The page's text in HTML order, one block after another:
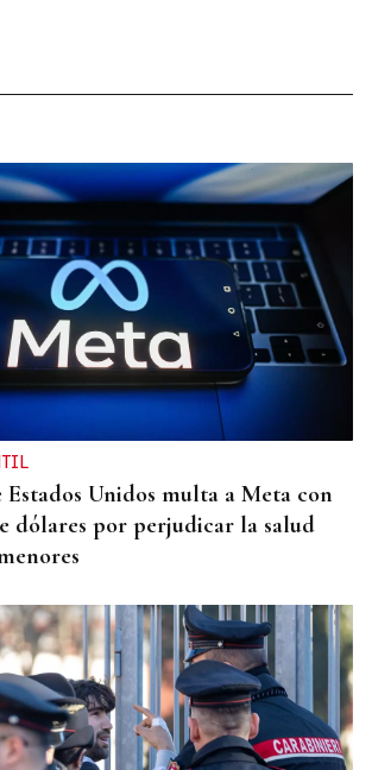
AL MUNDO
boliviano de los 78.000
Baixa Limia
Unidos multa a Meta con
dólares por perjudicar la salud